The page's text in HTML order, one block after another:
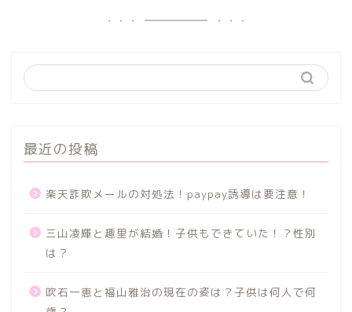
最近の投稿
楽天詐欺メールの対処法！paypay誘導は要注意！
三山凌輝と趣里が結婚！子供もできていた！？性別
は？
吹石一恵と福山雅治の現在の姿は？子供は何人で何